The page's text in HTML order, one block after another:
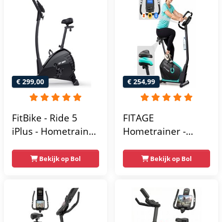
Antislippedalen -
Homegym -
Stabiele structuur -
gebruikersgewicht
110 kg - Zwart en
Blauw
€ 299,00
FitBike - Ride 5
iPlus - Hometrainer
Trainingsprogramma's
- Hartslagsensoren
Bekijk op Bol
€ 254,99
FITAGE
Hometrainer -
Weerstandsniveaus
- Tablethouder
voor Bluetooth
Kinomap & Zwift -
Fiets Lage Instap,
Bekijk op Bol